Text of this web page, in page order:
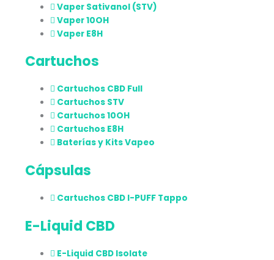
Vaper Sativanol (STV)
Vaper 10OH
Vaper E8H
Cartuchos
Cartuchos CBD Full
Cartuchos STV
Cartuchos 10OH
Cartuchos E8H
Baterías y Kits Vapeo
Cápsulas
Cartuchos CBD I-PUFF Tappo
E-Liquid CBD
E-Liquid CBD Isolate